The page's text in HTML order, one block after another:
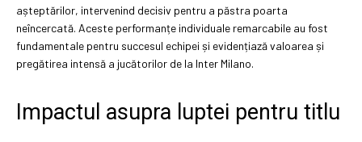
așteptărilor, intervenind decisiv pentru a păstra poarta
neîncercată. Aceste performanțe individuale remarcabile au fost
fundamentale pentru succesul echipei și evidențiază valoarea și
pregătirea intensă a jucătorilor de la Inter Milano.
Impactul asupra luptei pentru titlu